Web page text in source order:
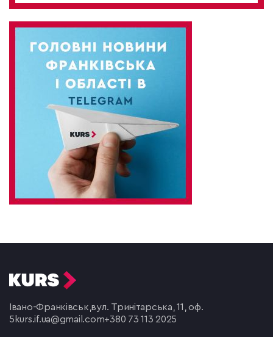
Івано-Франківськ, вул. Тринітарська, 11, оф.
5 kurs.if.ua@gmail.com+380 73 113 2025